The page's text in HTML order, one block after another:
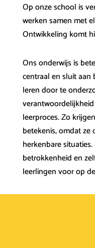
Op onze school is
werken samen met
Ontwikkeling komt
Ons onderwijs is
centraal en sluit aan
leren door te
leerproces. Zo
betekenis, omdat
herkenbare
betrokkenheid en
leerlingen voor op